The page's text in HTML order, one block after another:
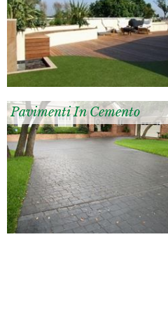
Pavimenti In Cemento